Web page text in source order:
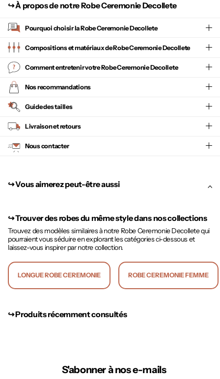
↪︎À propos de notre Robe Ceremonie Decollete
Pourquoi choisir laRobe Ceremonie Decollete
Compositions et matériaux de Robe Ceremonie Decollete
Comment entretenir votreRobe Ceremonie Decollete
Nos recommandations
Guide des tailles
Livraison et retours
Nous contacter
↪︎ Vous aimerez peut-être aussi
↪︎Trouver des robes du même style dans nos collections
Trouvez des modèles similaires à notre Robe Ceremonie Decollete qui
pourraient vous séduire en explorant les catégories ci-dessous et
laissez-vous inspirer par notre collection.
LONGUE ROBE CEREMONIE ROBE CEREMONIE FEMME
↪︎ Produits récemment consultés
S'abonner à nos e-mails